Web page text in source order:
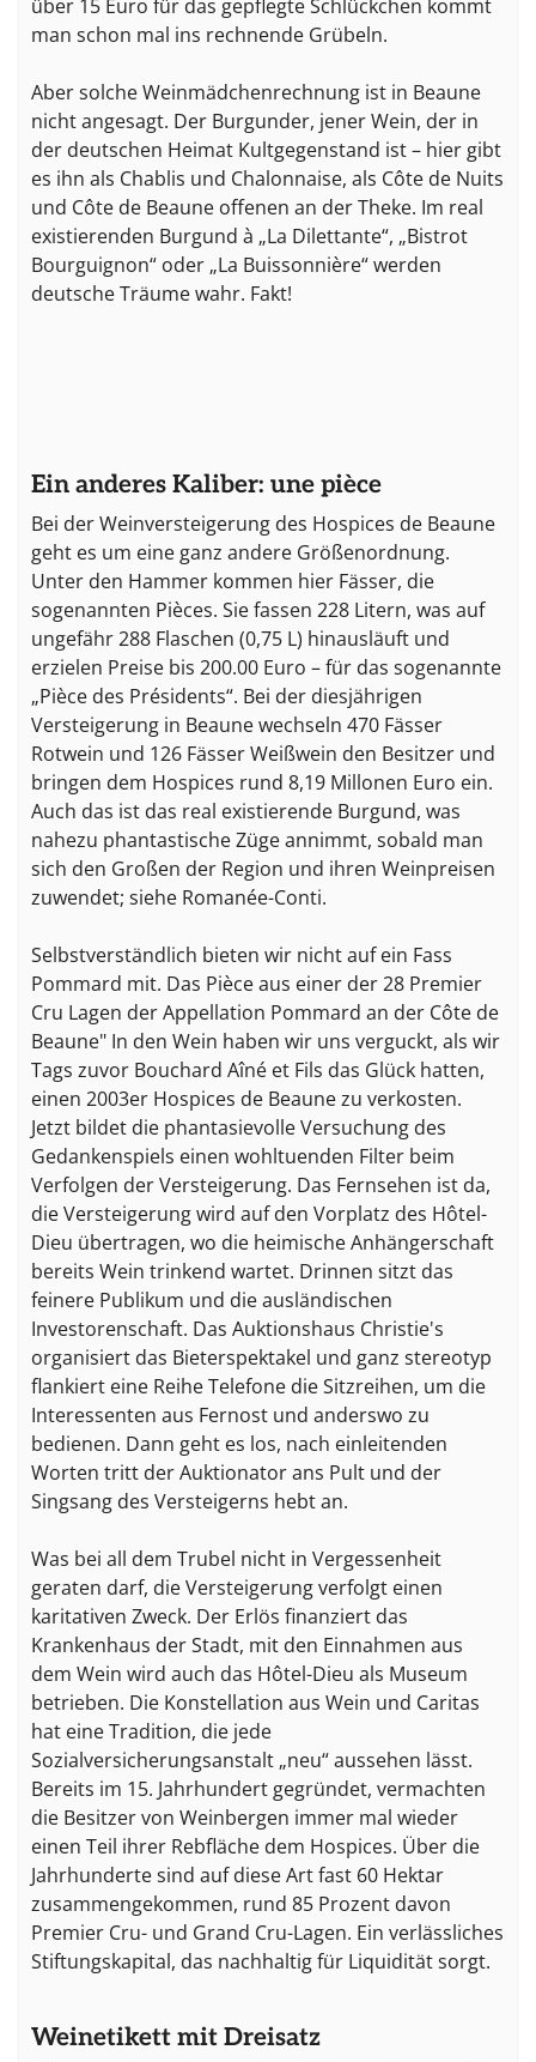
über 15 Euro für das gepflegte Schlückchen kommt
man schon mal ins rechnende Grübeln.
Aber solche Weinmädchenrechnung ist in Beaune
nicht angesagt. Der Burgunder, jener Wein, der in
der deutschen Heimat Kultgegenstand ist – hier gibt
es ihn als Chablis und Chalonnaise, als Côte de Nuits
und Côte de Beaune offenen an der Theke. Im real
existierenden Burgund à „La Dilettante“, „Bistrot
Bourguignon“ oder „La Buissonnière“ werden
deutsche Träume wahr. Fakt!
Ein anderes Kaliber: une pièce
Bei der Weinversteigerung des Hospices de Beaune
geht es um eine ganz andere Größenordnung.
Unter den Hammer kommen hier Fässer, die
sogenannten Pièces. Sie fassen 228 Litern, was auf
ungefähr 288 Flaschen (0,75 L) hinausläuft und
erzielen Preise bis 200.00 Euro – für das sogenannte
„Pièce des Présidents“. Bei der diesjährigen
Versteigerung in Beaune wechseln 470 Fässer
Rotwein und 126 Fässer Weißwein den Besitzer und
bringen dem Hospices rund 8,19 Millonen Euro ein.
Auch das ist das real existierende Burgund, was
nahezu phantastische Züge annimmt, sobald man
sich den Großen der Region und ihren Weinpreisen
zuwendet; siehe Romanée-Conti.
Selbstverständlich bieten wir nicht auf ein Fass
Pommard mit. Das Pièce aus einer der 28 Premier
Cru Lagen der Appellation Pommard an der Côte de
Beaune" In den Wein haben wir uns verguckt, als wir
Tags zuvor Bouchard Aîné et Fils das Glück hatten,
einen 2003er Hospices de Beaune zu verkosten.
Jetzt bildet die phantasievolle Versuchung des
Gedankenspiels einen wohltuenden Filter beim
Verfolgen der Versteigerung. Das Fernsehen ist da,
die Versteigerung wird auf den Vorplatz des Hôtel-
Dieu übertragen, wo die heimische Anhängerschaft
bereits Wein trinkend wartet. Drinnen sitzt das
feinere Publikum und die ausländischen
Investorenschaft. Das Auktionshaus Christie's
organisiert das Bieterspektakel und ganz stereotyp
flankiert eine Reihe Telefone die Sitzreihen, um die
Interessenten aus Fernost und anderswo zu
bedienen. Dann geht es los, nach einleitenden
Worten tritt der Auktionator ans Pult und der
Singsang des Versteigerns hebt an.
Was bei all dem Trubel nicht in Vergessenheit
geraten darf, die Versteigerung verfolgt einen
karitativen Zweck. Der Erlös finanziert das
Krankenhaus der Stadt, mit den Einnahmen aus
dem Wein wird auch das Hôtel-Dieu als Museum
betrieben. Die Konstellation aus Wein und Caritas
hat eine Tradition, die jede
Sozialversicherungsanstalt „neu“ aussehen lässt.
Bereits im 15. Jahrhundert gegründet, vermachten
die Besitzer von Weinbergen immer mal wieder
einen Teil ihrer Rebfläche dem Hospices. Über die
Jahrhunderte sind auf diese Art fast 60 Hektar
zusammengekommen, rund 85 Prozent davon
Premier Cru- und Grand Cru-Lagen. Ein verlässliches
Stiftungskapital, das nachhaltig für Liquidität sorgt.
Weinetikett mit Dreisatz